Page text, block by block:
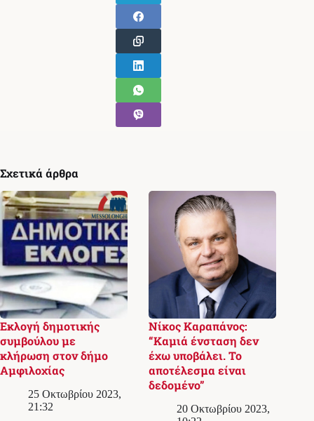
Σχετικά άρθρα
Εκλογή δημοτικής
συμβούλου με
κλήρωση στον δήμο
Αμφιλοχίας
25 Οκτωβρίου 2023,
21:32
Νίκος Καραπάνος:
“Καμιά ένσταση δεν
έχω υποβάλει. Το
αποτέλεσμα είναι
δεδομένο”
20 Οκτωβρίου 2023,